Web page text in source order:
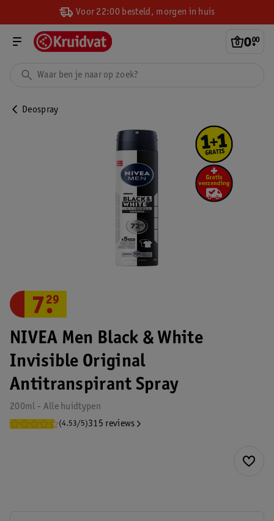
Voor 22:00 besteld, morgen in huis
0.
00
Deospray
NIVEA Men Black & White
Invisible Original
Antitranspirant Spray
200ml - Alle huidtypen
(4.53/5)315 reviews
7.
29